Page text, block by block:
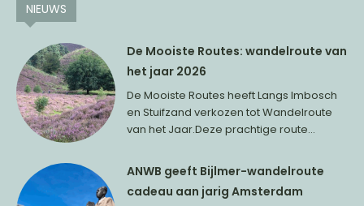
NIEUWS
De Mooiste Routes: wandelroute van
het jaar 2026
De Mooiste Routes heeft Langs Imbosch
en Stuifzand verkozen tot Wandelroute
van het Jaar.Deze prachtige route...
ANWB geeft Bijlmer-wandelroute
cadeau aan jarig Amsterdam